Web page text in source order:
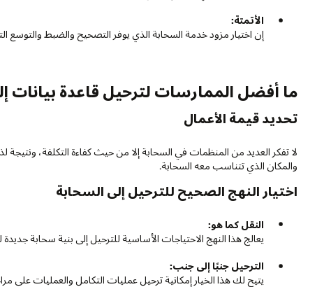
الأتمتة:
إن اختيار مزود خدمة السحابة الذي يوفر التصحيح والضبط والتوسع
ما أفضل الممارسات لترحيل قاعدة بيانات
تحديد قيمة الأعمال
لا تفكر العديد من المنظمات في السحابة إلا من حيث كفاءة التكلفة،
والمكان الذي تتناسب معه السحابة.
اختيار النهج الصحيح للترحيل إلى السحابة
النقل كما هو:
يعالج هذا النهج الاحتياجات الأساسية للترحيل إلى بنية سحابة
الترحيل جنبًا إلى جنب:
يتيح لك هذا الخيار إمكانية ترحيل عمليات التكامل والعمليات على